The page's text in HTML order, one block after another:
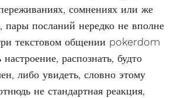
сомнениях или же
пары посланий нередко не вполне
текстовом общении pokerdom
распознать, будто
либо увидеть, словно этому
не стандартная реакция,